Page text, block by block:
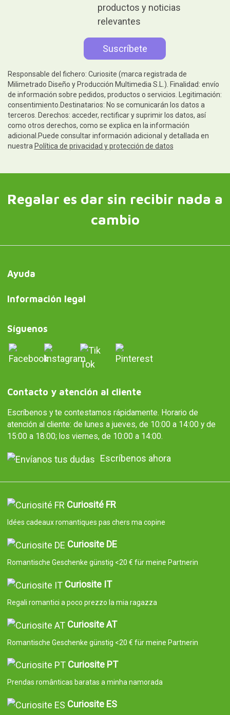
productos y noticias
relevantes
Responsable del fichero: Curiosite (marca registrada de
Milimetrado Diseño y Producción Multimedia S.L.). Finalidad: envío
de información sobre pedidos, productos o servicios. Legitimación:
consentimiento.Destinatarios: No se comunicarán los datos a
terceros. Derechos: acceder, rectificar y suprimir los datos, así
como otros derechos, como se explica en la información
adicional.Puede consultar información adicional y detallada en
nuestra Política de privacidad y protección de datos
Regalar es dar sin recibir nada a
cambio
Ayuda
Información legal
Síguenos
Contacto y atención al cliente
Escríbenos y te contestamos rápidamente. Horario de
atención al cliente: de lunes a jueves, de 10:00 a 14:00 y de
15:00 a 18:00; los viernes, de 10:00 a 14:00.
Escríbenos ahora
Curiosité FR
Idées cadeaux romantiques pas chers ma copine
Curiosite DE
Romantische Geschenke günstig <20 € für meine Partnerin
Curiosite IT
Regali romantici a poco prezzo la mia ragazza
Curiosite AT
Romantische Geschenke günstig <20 € für meine Partnerin
Curiosite PT
Prendas românticas baratas a minha namorada
Curiosite ES